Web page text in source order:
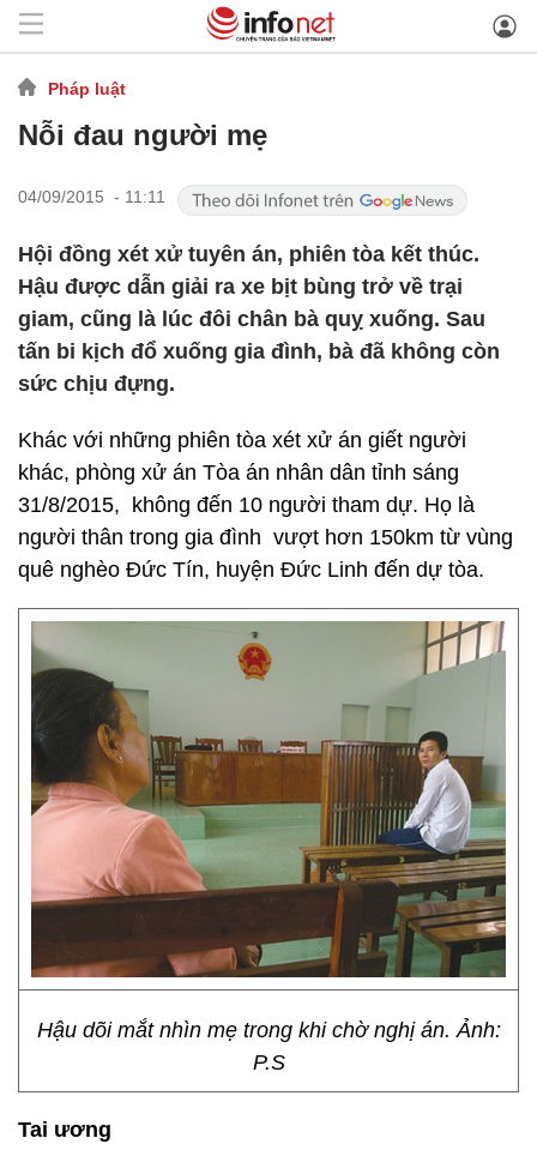
Pháp luật
Nỗi đau người mẹ
04/09/2015 - 11:11
Hội đồng xét xử tuyên án, phiên tòa kết thúc.
Hậu được dẫn giải ra xe bịt bùng trở về trại
giam, cũng là lúc đôi chân bà quỵ xuống. Sau
tấn bi kịch đổ xuống gia đình, bà đã không còn
sức chịu đựng.
Khác với những phiên tòa xét xử án giết người
khác, phòng xử án Tòa án nhân dân tỉnh sáng
31/8/2015, không đến 10 người tham dự. Họ là
người thân trong gia đình vượt hơn 150km từ vùng
quê nghèo Đức Tín, huyện Đức Linh đến dự tòa.
Hậu dõi mắt nhìn mẹ trong khi chờ nghị án. Ảnh:
P.S
Tai ương